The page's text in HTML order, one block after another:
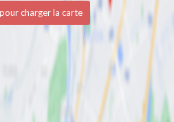
charger la carte